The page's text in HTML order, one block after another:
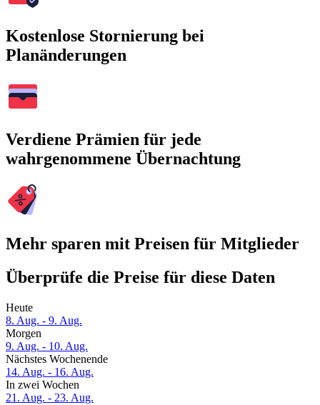
Kostenlose Stornierung bei
Planänderungen
Verdiene Prämien für jede
wahrgenommene Übernachtung
Mehr sparen mit Preisen für Mitglieder
Überprüfe die Preise für diese Daten
Heute
8. Aug. - 9. Aug.
Morgen
9. Aug. - 10. Aug.
Nächstes Wochenende
14. Aug. - 16. Aug.
In zwei Wochen
21. Aug. - 23. Aug.